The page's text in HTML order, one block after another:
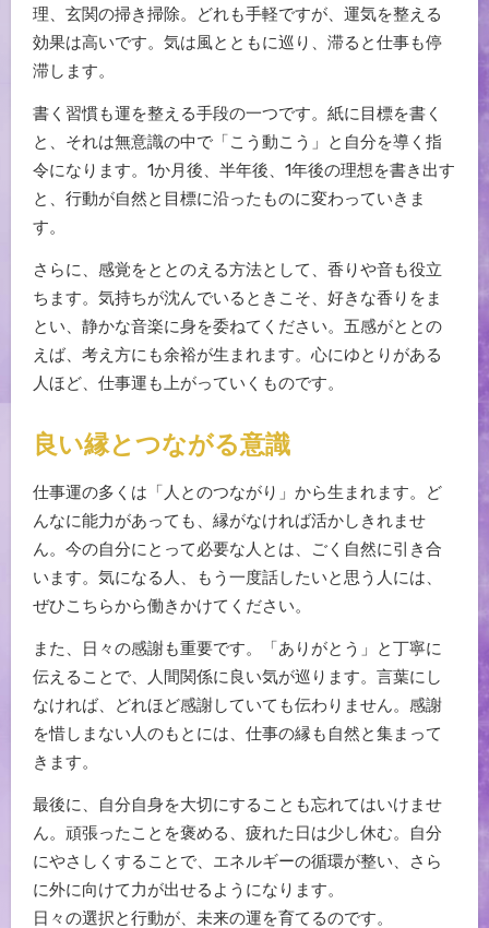
理、玄関の掃き掃除。どれも手軽ですが、運気を整える
効果は高いです。気は風とともに巡り、滞ると仕事も停
滞します。
書く習慣も運を整える手段の一つです。紙に目標を書く
と、それは無意識の中で「こう動こう」と自分を導く指
令になります。1か月後、半年後、1年後の理想を書き出す
と、行動が自然と目標に沿ったものに変わっていきま
す。
さらに、感覚をととのえる方法として、香りや音も役立
ちます。気持ちが沈んでいるときこそ、好きな香りをま
とい、静かな音楽に身を委ねてください。五感がととの
えば、考え方にも余裕が生まれます。心にゆとりがある
人ほど、仕事運も上がっていくものです。
良い縁とつながる意識
仕事運の多くは「人とのつながり」から生まれます。ど
んなに能力があっても、縁がなければ活かしきれませ
ん。今の自分にとって必要な人とは、ごく自然に引き合
います。気になる人、もう一度話したいと思う人には、
ぜひこちらから働きかけてください。
また、日々の感謝も重要です。「ありがとう」と丁寧に
伝えることで、人間関係に良い気が巡ります。言葉にし
なければ、どれほど感謝していても伝わりません。感謝
を惜しまない人のもとには、仕事の縁も自然と集まって
きます。
最後に、自分自身を大切にすることも忘れてはいけませ
ん。頑張ったことを褒める、疲れた日は少し休む。自分
にやさしくすることで、エネルギーの循環が整い、さら
に外に向けて力が出せるようになります。
日々の選択と行動が、未来の運を育てるのです。